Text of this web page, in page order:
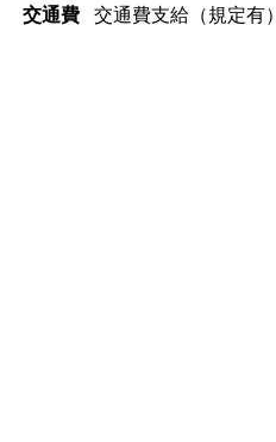
交通費 交通費支給（規定有）